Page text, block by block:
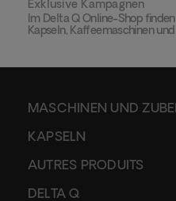
Exklusive Kampagnen
Im Delta Q Online-Shop
Kapseln, Kaffeemaschinen
MASCHINEN UND
KAPSELN
AUTRES PRODUITS
DELTA Q